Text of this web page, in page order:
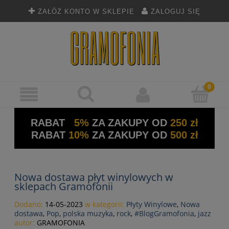
ZAŁÓŻ KONTO W SKLEPIE ZALOGUJ SIĘ
RABAT 5% ZA ZAKUPY OD 250 zł
RABAT 10%ZA ZAKUPY OD 500 zł
Nowa dostawa płyt winylowych w
sklepach Gramofonii
Dodano: 14-05-2023 w kategorii: Płyty Winylowe, Nowa
dostawa, Pop, polska muzyka, rock, #BlogGramofonia, jazz
autor: GRAMOFONIA